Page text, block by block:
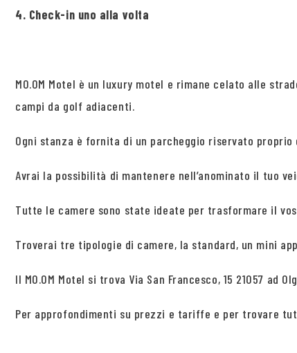
4. Check-in uno alla volta
MO.OM Motel è un luxury motel e rimane celato alle
campi da golf adiacenti.
Ogni stanza è fornita di un parcheggio riservato
Avrai la possibilità di mantenere nell’anominato il tuo
Tutte le camere sono state ideate per trasformare il
Troverai tre tipologie di camere, la standard, un mini
Il MO.OM Motel si trova Via San Francesco, 15 21057 ad
Per approfondimenti su prezzi e tariffe e per trovare